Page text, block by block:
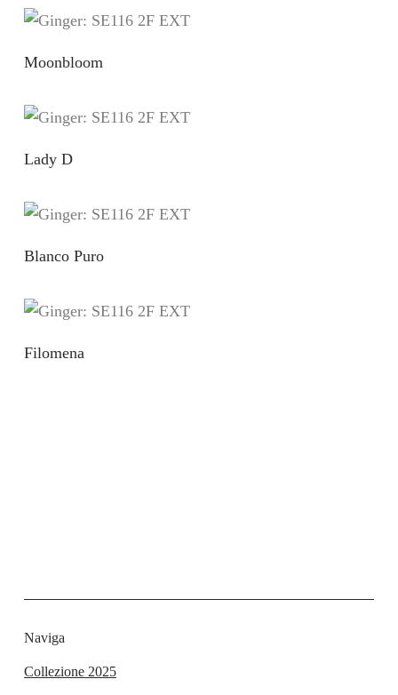
Moonbloom
Lady D
Blanco Puro
Filomena
Naviga
Collezione 2025